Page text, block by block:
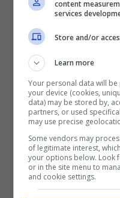
Ci trasferiamo
Palermo ospita la
uscite i siciliani
una squadra
Anche grazie agli
tutti quel
rosanero segno a
preventivabile.
undici metri sono
content
services
Store and/or
Learn more
Your personal data will
your device (cookies,
data) may be stored by,
partners, or used
may use precise
Some vendors may
of legitimate interest,
your options below. Look
or in the site menu to
and cookie settings.